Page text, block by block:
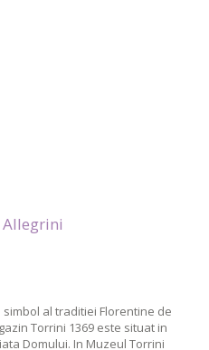
al traditiei Florentine de
Torrini 1369 este situat in
Domului. In Muzeul Torrini